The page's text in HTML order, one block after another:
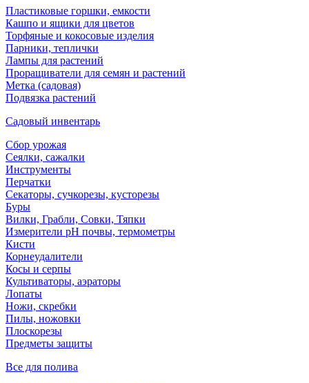
Пластиковые горшки, емкости
Кашпо и ящики для цветов
Торфяные и кокосовые изделия
Парники, теплички
Лампы для растений
Проращиватели для семян и растений
Метка (садовая)
Подвязка растений
Садовый инвентарь
Сбор урожая
Сеялки, сажалки
Инструменты
Перчатки
Секаторы, сучкорезы, кусторезы
Буры
Вилки, Грабли, Совки, Тяпки
Измерители pH почвы, термометры
Кисти
Корнеудалители
Косы и серпы
Культиваторы, аэраторы
Лопаты
Ножи, скребки
Пилы, ножовки
Плоскорезы
Предметы защиты
Все для полива